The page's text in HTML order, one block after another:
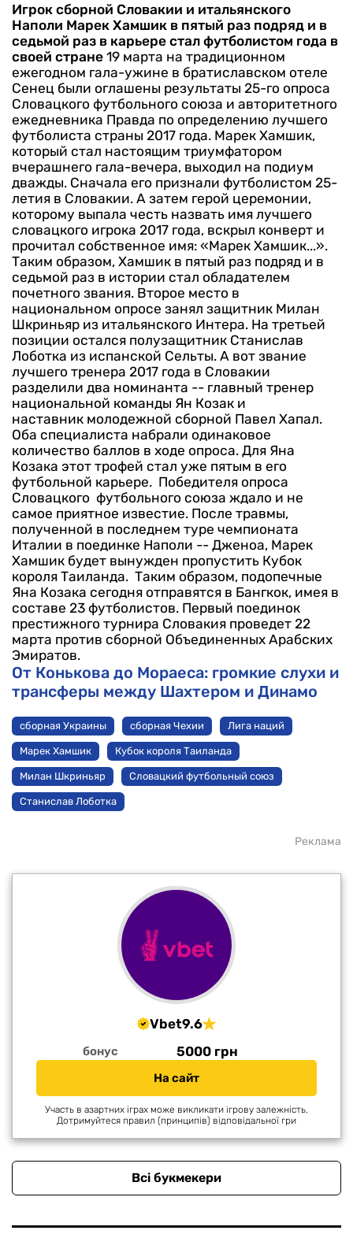
Игрок сборной Словакии и итальянского
Наполи Марек Хамшик в пятый раз подряд и в
седьмой раз в карьере стал футболистом года в
своей стране 19 марта на традиционном
ежегодном гала-ужине в братиславском отеле
Сенец были оглашены результаты 25-го опроса
Словацкого футбольного союза и авторитетного
ежедневника Правда по определению лучшего
футболиста страны 2017 года. Марек Хамшик,
который стал настоящим триумфатором
вчерашнего гала-вечера, выходил на подиум
дважды. Сначала его признали футболистом 25-
летия в Словакии. А затем герой церемонии,
которому выпала честь назвать имя лучшего
словацкого игрока 2017 года, вскрыл конверт и
прочитал собственное имя: «Марек Хамшик...».
Таким образом, Хамшик в пятый раз подряд и в
седьмой раз в истории стал обладателем
почетного звания. Второе место в
национальном опросе занял защитник Милан
Шкриньяр из итальянского Интера. На третьей
позиции остался полузащитник Станислав
Лоботка из испанской Сельты. А вот звание
лучшего тренера 2017 года в Словакии
разделили два номинанта -- главный тренер
национальной команды Ян Козак и
наставник молодежной сборной Павел Хапал.
Оба специалиста набрали одинаковое
количество баллов в ходе опроса. Для Яна
Козака этот трофей стал уже пятым в его
футбольной карьере. Победителя опроса
Словацкого футбольного союза ждало и не
самое приятное известие. После травмы,
полученной в последнем туре чемпионата
Италии в поединке Наполи -- Дженоа, Марек
Хамшик будет вынужден пропустить Кубок
короля Таиланда. Таким образом, подопечные
Яна Козака сегодня отправятся в Бангкок, имея в
составе 23 футболистов. Первый поединок
престижного турнира Словакия проведет 22
марта против сборной Объединенных Арабских
Эмиратов.
От Конькова до Мораеса: громкие слухи и
трансферы между Шахтером и Динамо
сборная Украины сборная Чехии Лига наций
Марек Хамшик Кубок короля Таиланда
Милан Шкриньяр Словацкий футбольный союз
Станислав Лоботка
Реклама
Vbet9.6
бонус 5000 грн
На сайт
Участь в азартних іграх може викликати ігрову залежність.
Дотримуйтеся правил (принципів) відповідальної гри
Всі букмекери